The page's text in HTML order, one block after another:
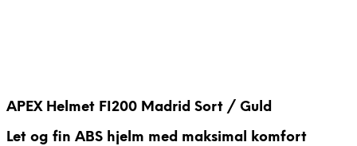
APEX Helmet FI200 Madrid Sort / Guld
Let og fin ABS hjelm med maksimal komfort